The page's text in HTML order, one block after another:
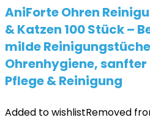
AniForte Ohren
& Katzen 100 Stück –
milde
Ohrenhygiene,
Pflege & Reinigung
Added to wishlistRemoved